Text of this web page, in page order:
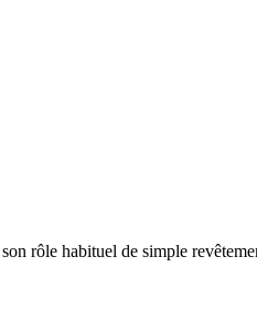
rôle habituel de simple